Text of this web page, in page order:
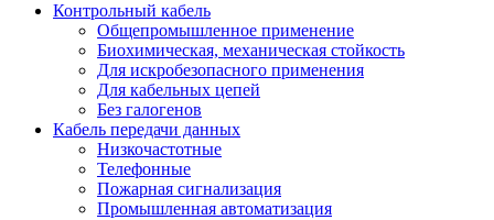
Контрольный кабель
Общепромышленное применение
Биохимическая, механическая стойкость
Для искробезопасного применения
Для кабельных цепей
Без галогенов
Кабель передачи данных
Низкочастотные
Телефонные
Пожарная сигнализация
Промышленная автоматизация